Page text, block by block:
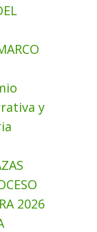
y
2026